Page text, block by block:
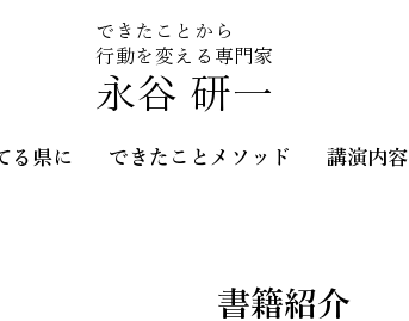
​できたことから
行動を変える専門家
永谷 研一
る県に できたことメソッド 講演内容
書籍紹介